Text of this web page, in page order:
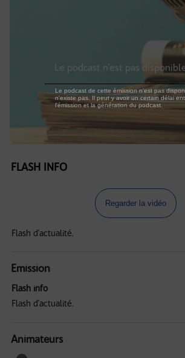
FLASH INFO
Regarder la vidéo
Flash d'actualité.
Emission
Flash info
Flash d'actualité.
Animateurs
Le podcast n'est pas
Le podcast de cette émission n'est pas
n'existe pas. Il peut y avoir un certain délai
l'émission et la génération du podcast.